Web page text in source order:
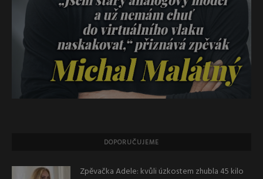
DOPORUČUJEME
Zpěvačka Adele: kvůli úzkostem zhubla 45 kilo